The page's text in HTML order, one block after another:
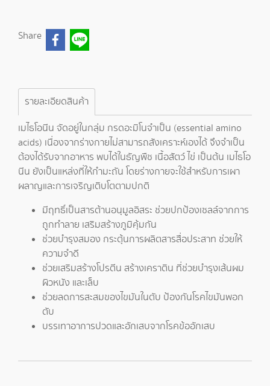
Share
รายละเอียดสินค้า
เมไธโอนีน จัดอยู่ในกลุ่ม กรดอะมิโนจำเป็น (essential amino
acids) เนื่องจากร่างกายไม่สามารถสังเคราะห์เองได้ จึงจำเป็น
ต้องได้รับจากอาหาร พบได้ในธัญพืช เนื้อสัตว์ ไข่ เป็นต้น เมไธโอ
นีน ยังเป็นแหล่งที่ให้กำมะถัน โดยร่างกายจะใช้สำหรับการเผา
ผลาญและการเจริญเติบโตตามปกติ
มีฤทธิ์เป็นสารต้านอนุมูลอิสระ ช่วยปกป้องเซลล์จากการ
ถูกทำลาย เสริมสร้างภูมิคุ้มกัน
ช่วยบำรุงสมอง กระตุ้นการผลิตสารสื่อประสาท ช่วยให้
ความจำดี
ช่วยเสริมสร้างโปรตีน สร้างเคราติน ที่ช่วยบำรุงเส้นผม
ผิวหนัง และเล็บ
ช่วยลดการสะสมของไขมันในตับ ป้องกันโรคไขมันพอก
ตับ
บรรเทาอาการปวดและอักเสบจากโรคข้ออักเสบ